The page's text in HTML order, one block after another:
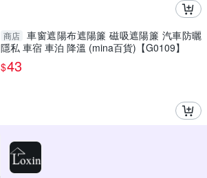
商店 車窗遮陽布遮陽簾 磁吸遮陽簾 汽車防曬
隱私 車宿 車泊 降溫 (mina百貨)【G0109】
$43